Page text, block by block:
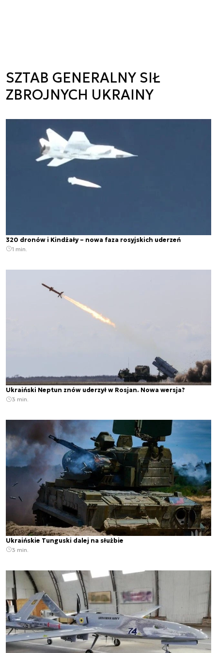
SZTAB GENERALNY SIŁ
ZBROJNYCH UKRAINY
320 dronów i Kindżały – nowa faza rosyjskich uderzeń
1 min.
Ukraiński Neptun znów uderzył w Rosjan. Nowa wersja?
3 min.
Ukraińskie Tunguski dalej na służbie
3 min.